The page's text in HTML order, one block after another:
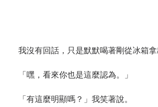
我沒有回話，只是默默喝著剛從冰箱拿
「嘿，看來你也是這麼認為。」
「有這麼明顯嗎？」我笑著說。